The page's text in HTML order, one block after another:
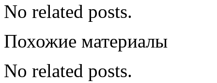
No related posts.
Похожие материалы
No related posts.